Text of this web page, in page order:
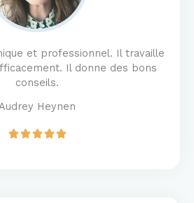
5
et professionnel. Il travaille
Il donne des bons
conseils.
Heynen
